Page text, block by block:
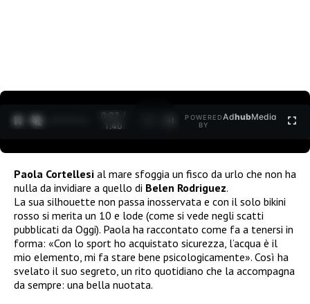
0:22 /
1:40
POWERED
BY
AdhubMedia
Paola Cortellesi al mare sfoggia un fisco da urlo che non ha
nulla da invidiare a quello di Belen Rodriguez.
La sua silhouette non passa inosservata e con il solo bikini
rosso si merita un 10 e lode (come si vede negli scatti
pubblicati da Oggi). Paola ha raccontato come fa a tenersi in
forma: «Con lo sport ho acquistato sicurezza, l’acqua è il
mio elemento, mi fa stare bene psicologicamente». Così ha
svelato il suo segreto, un rito quotidiano che la accompagna
da sempre: una bella nuotata.